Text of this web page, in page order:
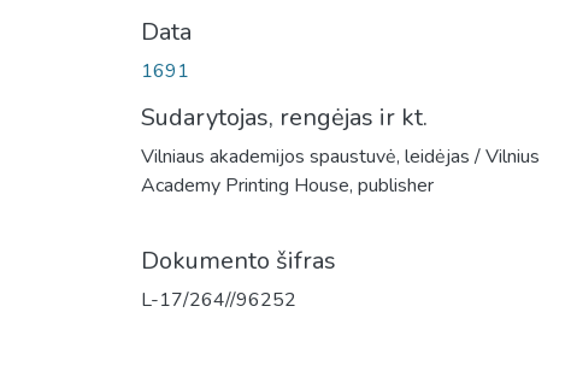
Data
1691
Sudarytojas, rengėjas ir kt.
Vilniaus akademijos spaustuvė, leidėjas / Vilnius
Academy Printing House, publisher
Dokumento šifras
L-17/264//96252